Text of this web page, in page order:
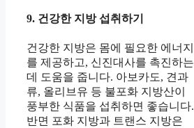
9. 건강한 지방 섭취하기
건강한 지방은 몸에 필요한 에너지
를 제공하고, 신진대사를 촉진하는
데 도움을 줍니다. 아보카도, 견과
류, 올리브유 등 불포화 지방산이
풍부한 식품을 섭취하면 좋습니다.
반면 포화 지방과 트랜스 지방은